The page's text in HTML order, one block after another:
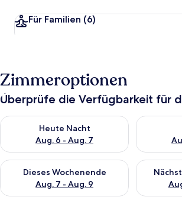
Für Familien (6)
Zimmeroptionen
Überprüfe die Verfügbarkeit für
Heute Nacht
Aug. 6 - Aug. 7
Überprüfe die Verfügbarkeit für heute
Dieses Wochenende
Aug. 7 - Aug. 9
Überprüfe die Verfügbarkeit für dieses
Überprüfe